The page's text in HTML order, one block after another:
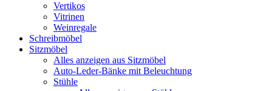
Vertikos
Vitrinen
Weinregale
Schreibmöbel
Sitzmöbel
Alles anzeigen aus Sitzmöbel
Auto-Leder-Bänke mit Beleuchtung
Stühle